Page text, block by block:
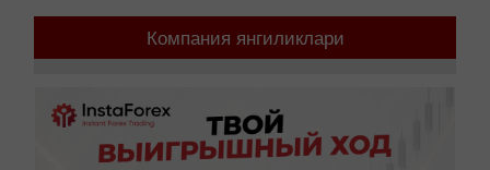
07.08.2026 18:36 UTC +4